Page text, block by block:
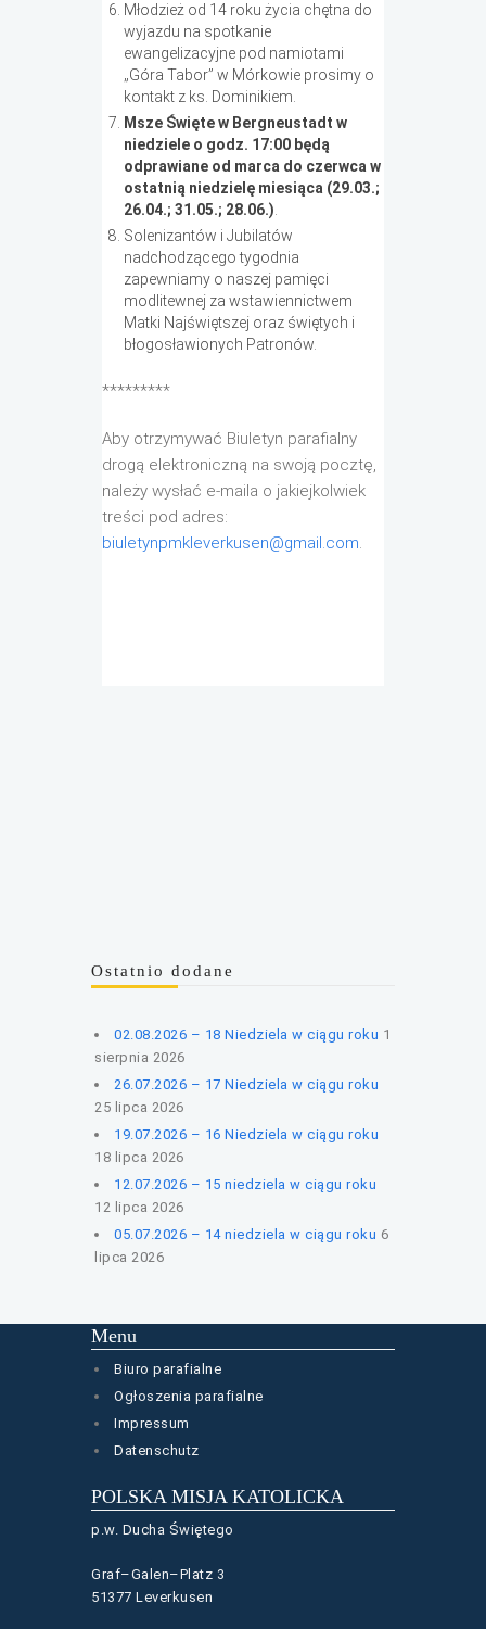
Młodzież od 14 roku życia chętna do
wyjazdu na spotkanie
ewangelizacyjne pod namiotami
„Góra Tabor” w Mórkowie prosimy o
kontakt z ks. Dominikiem.
Msze Święte w Bergneustadt w
niedziele o godz. 17:00 będą
odprawiane od marca do czerwca w
ostatnią niedzielę miesiąca (29.03.;
26.04.; 31.05.; 28.06.)
Solenizantów i Jubilatów
nadchodzącego tygodnia
zapewniamy o naszej pamięci
modlitewnej za wstawiennictwem
Matki Najświętszej oraz świętych i
błogosławionych Patronów.
*********
Aby otrzymywać Biuletyn parafialny
drogą elektroniczną na swoją pocztę,
należy wysłać e-maila o jakiejkolwiek
treści pod adres:
biuletynpmkleverkusen@gmail.com.
Ostatnio dodane
02.08.2026 – 18 Niedziela w ciągu roku 1
sierpnia 2026
26.07.2026 – 17 Niedziela w ciągu roku
25 lipca 2026
19.07.2026 – 16 Niedziela w ciągu roku
18 lipca 2026
12.07.2026 – 15 niedziela w ciągu roku
12 lipca 2026
05.07.2026 – 14 niedziela w ciągu roku 6
lipca 2026
Menu
Biuro parafialne
Ogłoszenia parafialne
Impressum
Datenschutz
POLSKA MISJA KATOLICKA
p.w. Ducha Świętego
Graf–Galen–Platz 3
51377 Leverkusen